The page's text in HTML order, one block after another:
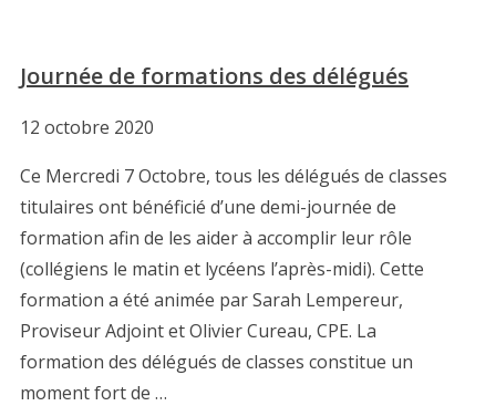
Journée de formations des délégués
12 octobre 2020
Ce Mercredi 7 Octobre, tous les délégués de classes
titulaires ont bénéficié d’une demi-journée de
formation afin de les aider à accomplir leur rôle
(collégiens le matin et lycéens l’après-midi). Cette
formation a été animée par Sarah Lempereur,
Proviseur Adjoint et Olivier Cureau, CPE. La
formation des délégués de classes constitue un
moment fort de …